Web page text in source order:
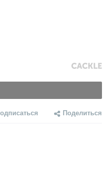
Поделиться